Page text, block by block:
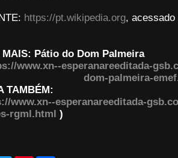
https://pt.wikipedia.org, acessado
MAIS: Pátio do Dom Palmeira
www.xn--esperanareeditada-
dom-palmeira-
TAMBÉM:
www.xn--esperanareeditada-
rgml.html )